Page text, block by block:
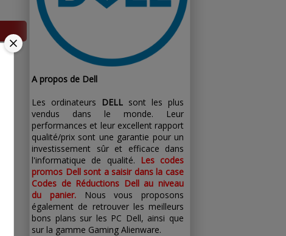
A propos de Dell
Les ordinateurs
DELL sont les plus
vendus dans le monde. Leur
performances et leur excellent rapport
qualité/prix sont une garantie pour un
investissement sûr et efficace dans
l'informatique de qualité.
Les codes
promos Dell sont a saisir dans la case
Codes de Réductions Dell au niveau
du panier.Nous vous proposons
également de retrouver les meilleurs
bons plans sur les PC Dell, ainsi que
sur la gamme Gaming Alienware.